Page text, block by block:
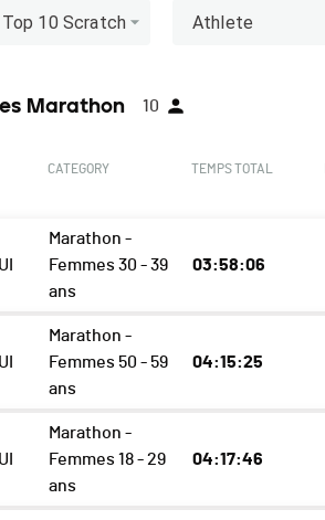
Top 10 Scratch Athlete
Marathon 10
CATEGORY TEMPS TOTAL
Marathon -
Femmes 30 - 39
ans
03:58:06
Marathon -
Femmes 50 - 59
ans
04:15:25
Marathon -
Femmes 18 - 29
ans
04:17:46